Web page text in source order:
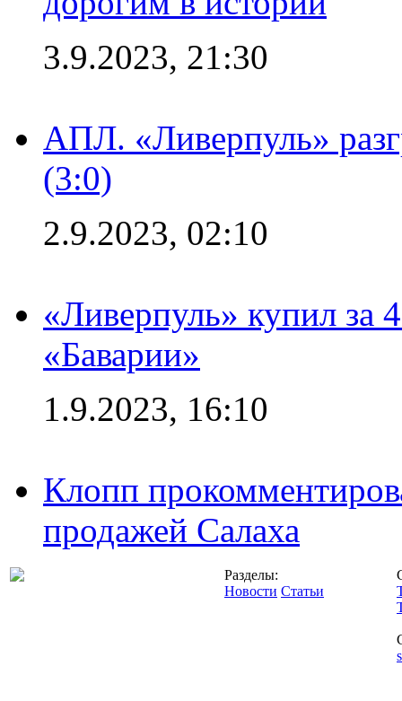
3.9.2023, 21:30
АПЛ. «Ливерпуль»
(3:0)
2.9.2023, 02:10
«Ливерпуль» купил за
«Баварии»
1.9.2023, 16:10
Клопп
продажей Салаха
Разделы:
Новости Статьи